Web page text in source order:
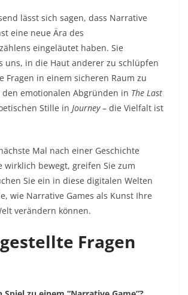
lässt sich sagen, dass Narrative
eine neue Ära des
eingeläutet haben. Sie
uns, in die Haut anderer zu schlüpfen
Fragen in einem sicheren Raum zu
den emotionalen Abgründen in The Last
Stille in Journey– die Vielfalt ist
Mal nach einer Geschichte
wirklich bewegt, greifen Sie zum
Sie ein in diese digitalen Welten
wie Narrative Games als Kunst Ihre
verändern können.
Fragen